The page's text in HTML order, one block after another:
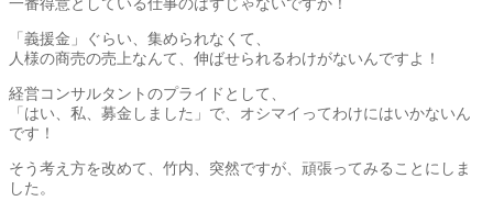
「義援金」ぐらい、集められなくて、
人様の商売の売上なんて、伸ばせられるわけがないんですよ！
経営コンサルタントのプライドとして、
「はい、私、募金しました」で、オシマイってわけにはいかないん
です！
そう考え方を改めて、竹内、突然ですが、頑張ってみることにしま
した。